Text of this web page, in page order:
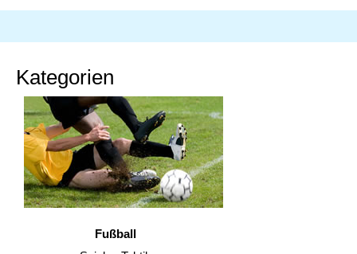
Kategorien
Fußball